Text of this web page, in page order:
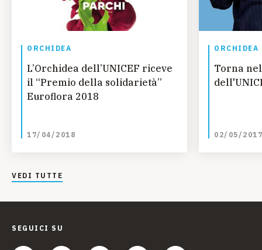
ORCHIDEA
L’Orchidea dell’UNICEF riceve
il “Premio della solidarietà”
Euroflora 2018
17/04/2018
ORCHIDEA
Torna
02/05/2017
VEDI TUTTE
SEGUICI SU